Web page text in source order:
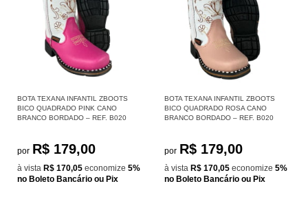
BOTA TEXANA INFANTIL ZBOOTS
BICO QUADRADO PINK CANO
BRANCO BORDADO – REF. B020
por R$ 179,00
à vista R$ 170,05 economize 5%
no Boleto Bancário ou Pix
BOTA TEXANA INFANTIL ZBOOTS
BICO QUADRADO ROSA CANO
BRANCO BORDADO – REF. B020
por R$ 179,00
à vista R$ 170,05 economize 5%
no Boleto Bancário ou Pix